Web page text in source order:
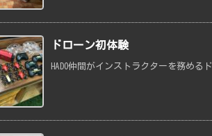
ドローン初体験
HADO仲間がインストラクターを務め